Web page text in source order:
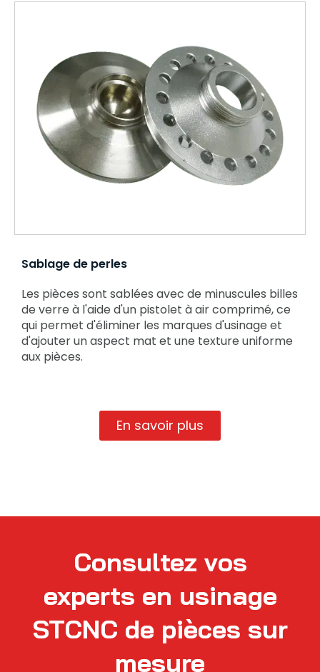
Sablage de perles
Les pièces sont sablées avec de minuscules billes
de verre à l'aide d'un pistolet à air comprimé, ce
qui permet d'éliminer les marques d'usinage et
d'ajouter un aspect mat et une texture uniforme
aux pièces.
En savoir plus
Consultez vos
experts en usinage
STCNC de pièces sur
mesure